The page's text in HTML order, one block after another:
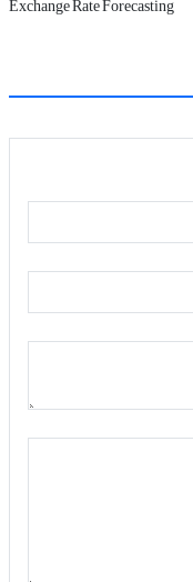
Exchange Rate Forecasting